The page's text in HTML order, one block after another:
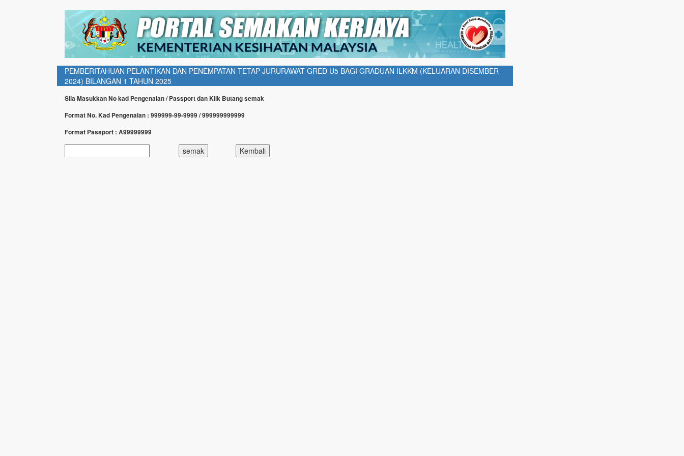
PEMBERITAHUAN PELANTIKAN DAN PENEMPATAN TETAP JURURAWAT GRED U5 BAGI GRADUAN ILKKM (KELUARAN DISEMBER
2024) BILANGAN 1 TAHUN 2025
Sila Masukkan No kad Pengenalan / Passport dan Klik Butang semak
Format No. Kad Pengenalan : 999999-99-9999 / 999999999999
Format Passport : A99999999